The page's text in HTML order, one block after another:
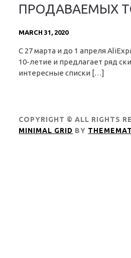
ПРОДАВАЕМЫХ
MARCH 31, 2020
С 27 марта и до 1 апреля
10-летие и предлагает ряд
интересные списки […]
COPYRIGHT © ALL RIGHTS
MINIMAL GRID BY